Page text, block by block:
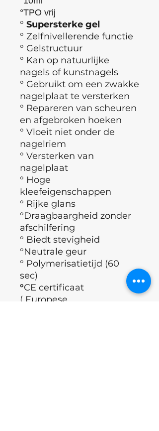
°TPO vrij
° Supersterke gel
° Zelfnivellerende functie
° Gelstructuur
° Kan op natuurlijke
nagels of kunstnagels
° Gebruikt om een zwakke
nagelplaat te versterken
° Repareren van scheuren
en afgebroken hoeken
° Vloeit niet onder de
nagelriem
° Versterken van
nagelplaat
° Hoge
kleefeigenschappen
° Rijke glans
°Draagbaargheid zonder
afschilfering
° Biedt stevigheid
°Neutrale geur
° Polymerisatietijd (60
sec)
°CE certificaat
( Europese